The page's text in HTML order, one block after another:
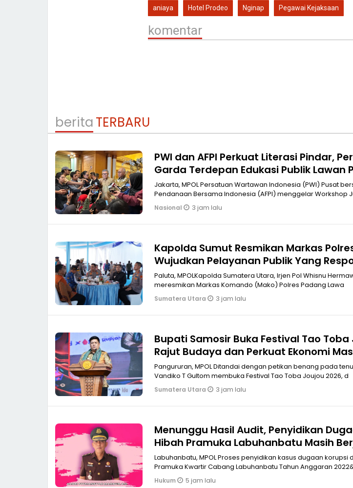
aniaya Hotel Prodeo Nginap Pegawai Kejaksaan
komentar
beritaTERBARU
PWI dan AFPI Perkuat Literasi Pindar,
Garda Terdepan Edukasi Publik Lawan
Jakarta, MPOL Persatuan Wartawan Indonesia (PWI) Pusat bersama Asosiasi Fintech
Pendanaan Bersama Indonesia (AFPI) menggelar Workshop
Nasional 3 jam lalu
Kapolda Sumut Resmikan Markas
Wujudkan Pelayanan Publik Yang Responsif
Indonesia Emas 2045
Paluta, MPOLKapolda Sumatera Utara, Irjen Pol Whisnu
meresmikan Markas Komando (Mako) Polres Padang Lawa
Sumatera Utara 3 jam lalu
Bupati Samosir Buka Festival Tao
Rajut Budaya dan Perkuat Ekonomi
Pangururan, MPOL Ditandai dengan petikan benang pada tenun ulos, Bupati Samosir
Vandiko T Gultom membuka Festival Tao Toba Joujou 2026, d
Sumatera Utara 3 jam lalu
Menunggu Hasil Audit, Penyidikan
Hibah Pramuka Labuhanbatu Masih
Labuhanbatu, MPOL Proses penyidikan kasus dugaan korupsi
Pramuka Kwartir Cabang Labuhanbatu Tahun Anggaran
Hukum 5 jam lalu